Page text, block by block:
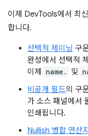
이제 DevTools에서 최
합니다.
선택적 체이닝 구
완성에서 선택적
이제
name. 및
비공개 필드의 구
가 소스 패널에서
인쇄됩니다.
Nullish 병합 연산